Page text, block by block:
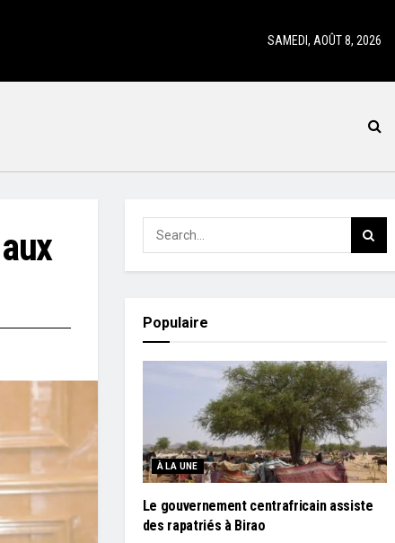
SAMEDI, AOÛT 8, 2026
Populaire
À LA UNE
Le gouvernement centrafricain assiste
des rapatriés à Birao